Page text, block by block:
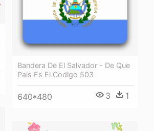
Bandera De El Salvador - De Que
Pais Es El Codigo 503
640*480 3 1